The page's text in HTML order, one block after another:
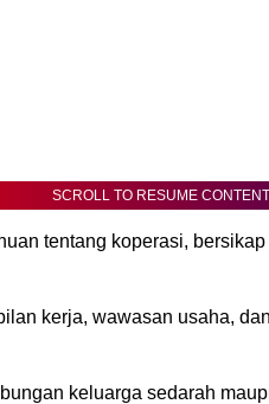
SCROLL TO RESUME CONTENT
tentang koperasi,
kerja, wawasan usaha,
keluarga sedarah